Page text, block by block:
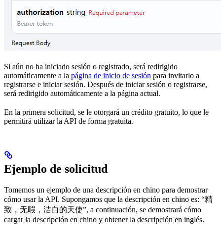
Si aún no ha iniciado sesión o registrado, será redirigido
automáticamente a la página de inicio de sesión para invitarlo a
registrarse e iniciar sesión. Después de iniciar sesión o registrarse,
será redirigido automáticamente a la página actual.
En la primera solicitud, se le otorgará un crédito gratuito, lo que le
permitirá utilizar la API de forma gratuita.
Ejemplo de solicitud
Tomemos un ejemplo de una descripción en chino para demostrar
cómo usar la API. Supongamos que la descripción en chino es: “精
致，无暇，洁白的天使”, a continuación, se demostrará cómo
cargar la descripción en chino y obtener la descripción en inglés.